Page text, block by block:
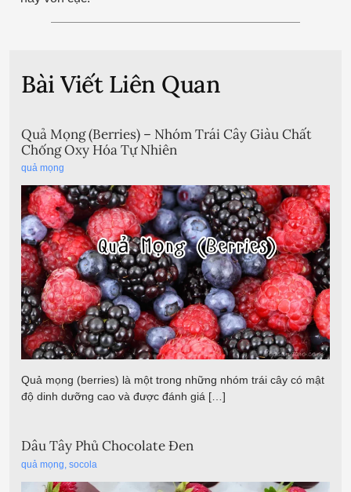
Bài Viết Liên Quan
Quả Mọng (Berries) – Nhóm Trái Cây Giàu Chất
Chống Oxy Hóa Tự Nhiên
quả mọng
Quả mọng (berries) là một trong những nhóm trái cây có mật
độ dinh dưỡng cao và được đánh giá […]
Dâu Tây Phủ Chocolate Đen
quả mọng socola